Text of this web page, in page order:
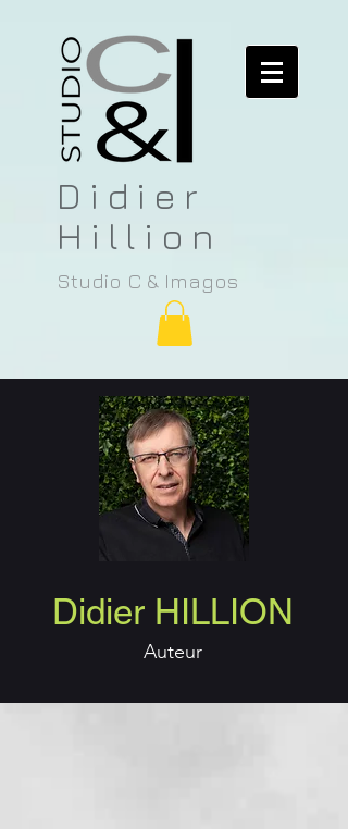
Didier
Hillion
Studio C & Imagos
Didier HILLION
Auteur